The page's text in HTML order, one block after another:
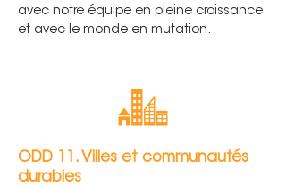
avec notre équipe en pleine croissance
et avec le monde en mutation.
ODD 11. Villes et communautés
durables